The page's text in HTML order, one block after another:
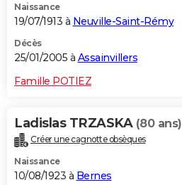
Naissance
19/07/1913 à Neuville-Saint-Rémy
Décès
25/01/2005 à Assainvillers
Famille POTIEZ
Ladislas TRZASKA (80 ans)
Créer une cagnotte obsèques
Naissance
10/08/1923 à Bernes